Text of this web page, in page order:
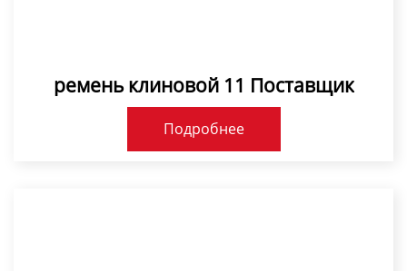
ремень клиновой 11 Поставщик
Подробнее